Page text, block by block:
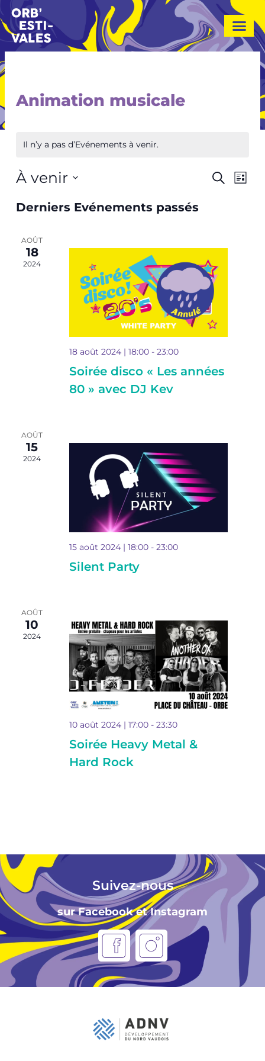
l
e
r
a
c
o
n
Animation musicale
Il n’y a pas d’Evénements à venir.
vues
Liste
À venir
une
Derniers Evénements passés
AOÛT
18
2024
18 août 2024 | 18:00- 23:00
Soirée disco « Les années
80 » avec DJ Kev
AOÛT
15
2024
15 août 2024 | 18:00- 23:00
Silent Party
AOÛT
10
2024
10 août 2024 | 17:00- 23:30
Soirée Heavy Metal &
Hard Rock
Suivez-nous
sur Facebook et Instagram